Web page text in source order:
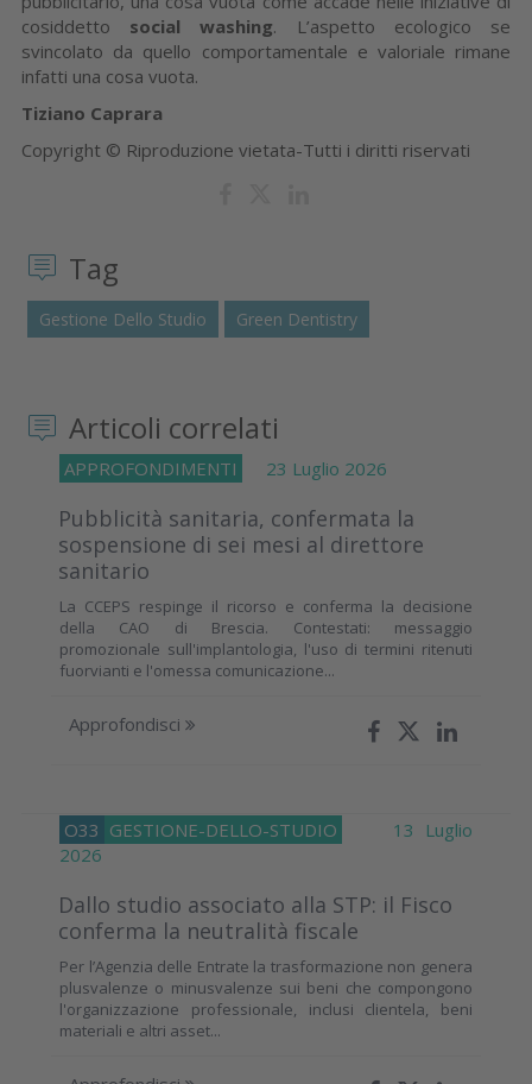
cosiddetto social washing. L’aspetto ecologico se
svincolato da quello comportamentale e valoriale rimane
infatti una cosa vuota.
Tiziano Caprara
Copyright © Riproduzione vietata-Tutti i diritti riservati
Tag
Gestione Dello Studio Green Dentistry
Articoli correlati
APPROFONDIMENTI 23 Luglio 2026
Pubblicità sanitaria, confermata la
sospensione di sei mesi al direttore
sanitario
La CCEPS respinge il ricorso e conferma la decisione
della CAO di Brescia. Contestati: messaggio
promozionale sull'implantologia, l'uso di termini ritenuti
fuorvianti e l'omessa comunicazione...
Approfondisci
O33 GESTIONE-DELLO-STUDIO
13 Luglio
2026
Dallo studio associato alla STP: il Fisco
conferma la neutralità fiscale
Per l’Agenzia delle Entrate la trasformazione non genera
plusvalenze o minusvalenze sui beni che compongono
l'organizzazione professionale, inclusi clientela, beni
materiali e altri asset...